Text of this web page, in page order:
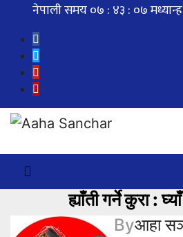
content
ह्याँती गर्ने कुरा :
Byआहा